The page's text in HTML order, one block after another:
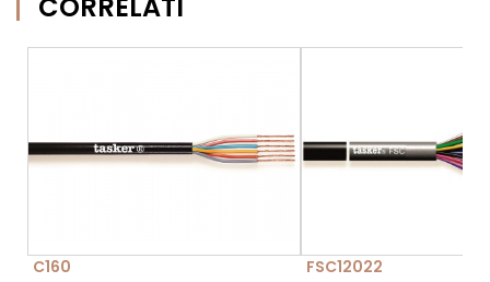
C160
FSC12022